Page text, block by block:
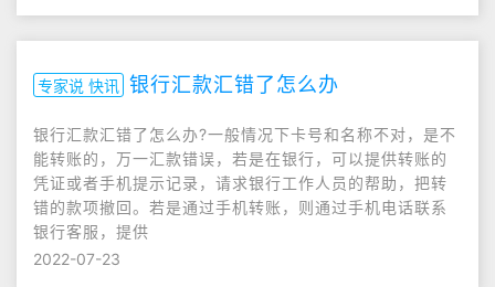
专家说 快讯 银行汇款汇错了怎么办
银行汇款汇错了怎么办?一般情况下卡号和名称不对，是不
能转账的，万一汇款错误，若是在银行，可以提供转账的
凭证或者手机提示记录，请求银行工作人员的帮助，把转
错的款项撤回。若是通过手机转账，则通过手机电话联系
银行客服，提供
2022-07-23